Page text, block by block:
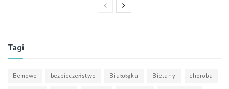
Tagi
Bemowo bezpieczeństwo Białołęka Bielany choroba